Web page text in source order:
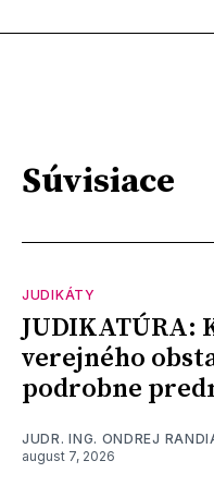
Súvisiace
JUDIKÁTY
JUDIKATÚRA:
verejného
podrobne
JUDR. ING. ONDREJ
august 7, 2026